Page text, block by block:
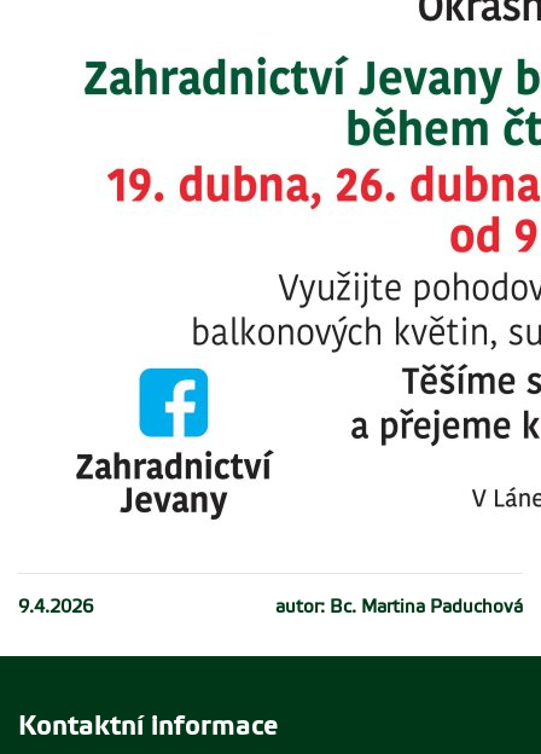
9.4.2026 autor: Bc. Martina Paduchová
Kontaktní informace